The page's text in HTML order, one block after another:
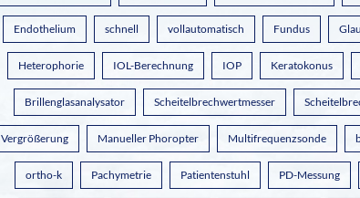
Endothelium schnell vollautomatisch Fundus
Heterophorie IOL-Berechnung IOP Keratokonus
Brillenglasanalysator Scheitelbrechwertmesser
Vergrößerung Manueller Phoropter Multifrequenzsonde
ortho-k Pachymetrie Patientenstuhl PD-Messung